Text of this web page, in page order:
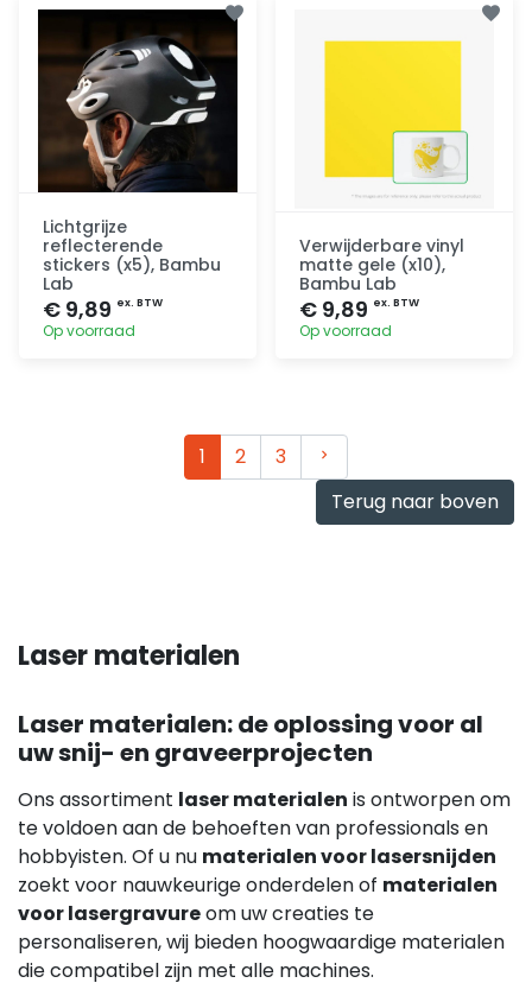
Lichtgrijze
reflecterende
stickers (x5), Bambu
Lab
€ 9,89 ex. BTW
Op voorraad
Verwijderbare vinyl
matte gele (x10),
Bambu Lab
€ 9,89 ex. BTW
Op voorraad
1 2 3
Volgende
Terug naar boven
Laser materialen
Laser materialen: de oplossing voor al
uw snij- en graveerprojecten
Ons assortiment laser materialen is ontworpen om
te voldoen aan de behoeften van professionals en
hobbyisten. Of u nu materialen voor lasersnijden
zoekt voor nauwkeurige onderdelen of materialen
voor lasergravureom uw creaties te
personaliseren, wij bieden hoogwaardige materialen
die compatibel zijn met alle machines.